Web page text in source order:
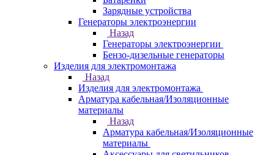
Зарядные устройства
Генераторы электроэнергии
Назад
Генераторы электроэнергии
Бензо-дизельные генераторы
Изделия для электромонтажа
Назад
Изделия для электромонтажа
Арматура кабельная/Изоляционные
материалы
Назад
Арматура кабельная/Изоляционные
материалы